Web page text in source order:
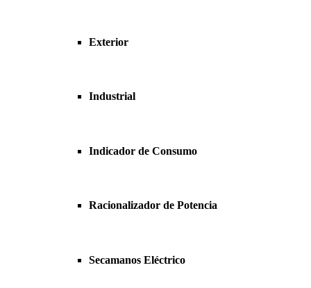
Exterior
Industrial
Indicador de Consumo
Racionalizador de Potencia
Secamanos Eléctrico